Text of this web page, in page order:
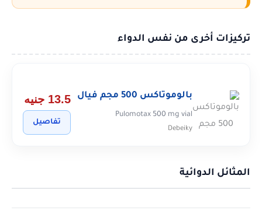
تركيزات أخرى من نفس الدواء
بالوموتاكس 500 مجم فيال
Pulomotax 500 mg vial
Debeiky
13.5 جنيه
تفاصيل
المثائل الدوائية